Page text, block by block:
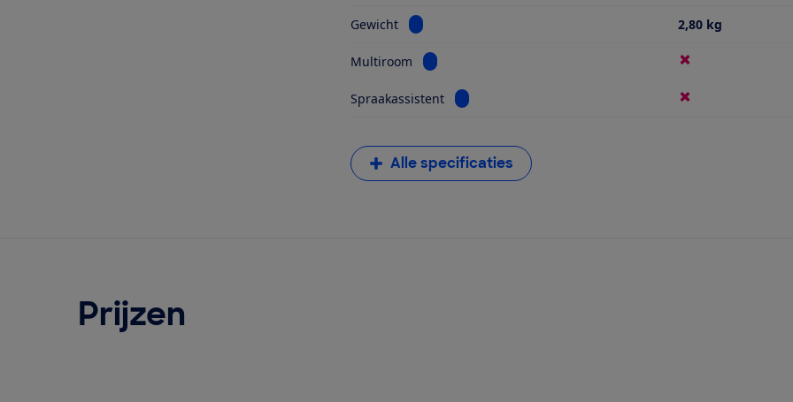
Gewicht Bekijk informatie voor Gewicht 2,80 kg
Multiroom Bekijk informatie voor Multiroom
Spraakassistent Bekijk informatie voor Spraakassistent
Alle specificaties
Prijzen